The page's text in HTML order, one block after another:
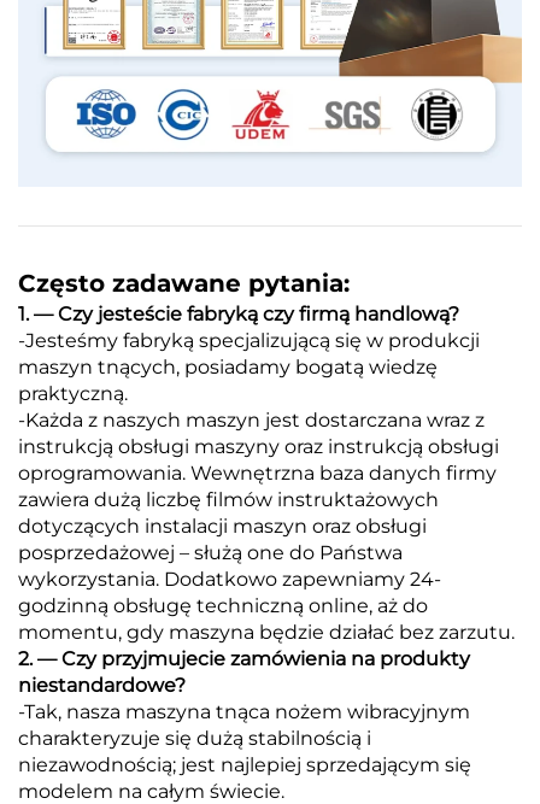
Często zadawane pytania:
1. — Czy jesteście fabryką czy firmą handlową?
-Jesteśmy fabryką specjalizującą się w produkcji
maszyn tnących, posiadamy bogatą wiedzę
praktyczną.
-Każda z naszych maszyn jest dostarczana wraz z
instrukcją obsługi maszyny oraz instrukcją obsługi
oprogramowania. Wewnętrzna baza danych firmy
zawiera dużą liczbę filmów instruktażowych
dotyczących instalacji maszyn oraz obsługi
posprzedażowej – służą one do Państwa
wykorzystania. Dodatkowo zapewniamy 24-
godzinną obsługę techniczną online, aż do
momentu, gdy maszyna będzie działać bez zarzutu.
2. — Czy przyjmujecie zamówienia na produkty
niestandardowe?
-Tak, nasza maszyna tnąca nożem wibracyjnym
charakteryzuje się dużą stabilnością i
niezawodnością; jest najlepiej sprzedającym się
modelem na całym świecie.